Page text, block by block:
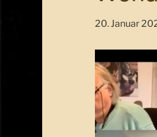
20. Januar